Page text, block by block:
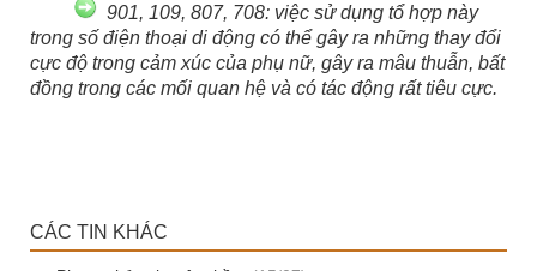
901, 109, 807, 708: việc sử dụng tổ hợp này
trong số điện thoại di động có thể gây ra những thay đổi
cực độ trong cảm xúc của phụ nữ, gây ra mâu thuẫn, bất
đồng trong các mối quan hệ và có tác động rất tiêu cực.
CÁC TIN KHÁC